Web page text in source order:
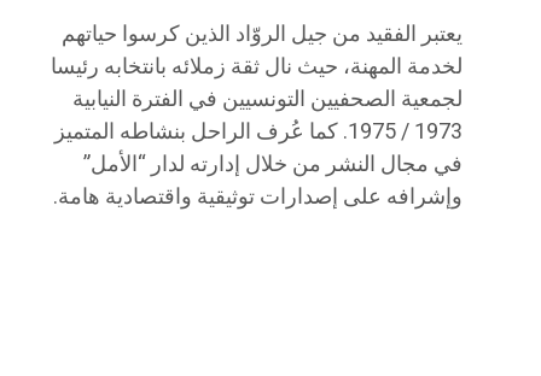
يعتبر الفقيد من جيل الروّاد الذين كرسوا حياتهم
لخدمة المهنة، حيث نال ثقة زملائه بانتخابه رئيسا
لجمعية الصحفيين التونسيين في الفترة النيابية
1973 / 1975. كما عُرف الراحل بنشاطه المتميز
في مجال النشر من خلال إدارته لدار “الأمل”
وإشرافه على إصدارات توثيقية واقتصادية هامة.